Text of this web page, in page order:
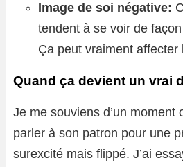
Image de soi négative:
tendent à se voir de
Ça peut vraiment affecter
Quand ça devient un vrai
Je me souviens d’un moment
parler à son patron pour une
surexcité mais flippé. J’ai